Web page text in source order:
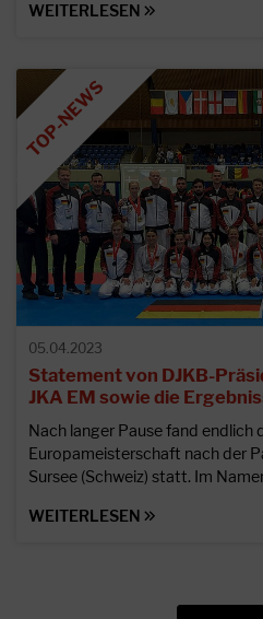
WEITERLESEN
05.04.2023
Statement von DJKB-
JKA EM sowie die
Nach langer Pause fand endlich
Europameisterschaft nach der
Sursee (Schweiz) statt. Im
WEITERLESEN